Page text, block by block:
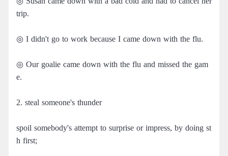
trip.
◎ I didn't go to work because I came down with the flu.
◎ Our goalie came down with the flu and missed the gam
e.
2. steal someone's thunder
spoil somebody's attempt to surprise or impress, by doing st
h first;